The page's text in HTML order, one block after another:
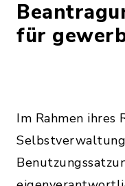
für
Im Rahmen ihres